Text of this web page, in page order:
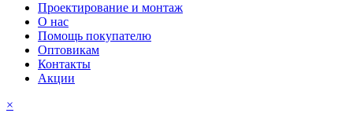
Проектирование и монтаж
О нас
Помощь покупателю
Оптовикам
Контакты
Акции
×